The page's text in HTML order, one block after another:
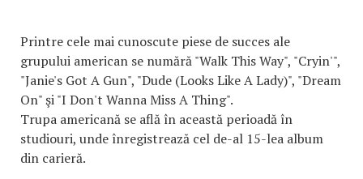
Printre cele mai cunoscute piese de succes ale
grupului american se numără "Walk This Way", "Cryin'",
"Janie's Got A Gun", "Dude (Looks Like A Lady)", "Dream
On" şi "I Don't Wanna Miss A Thing".
Trupa americană se află în această perioadă în
studiouri, unde înregistrează cel de-al 15-lea album
din carieră.